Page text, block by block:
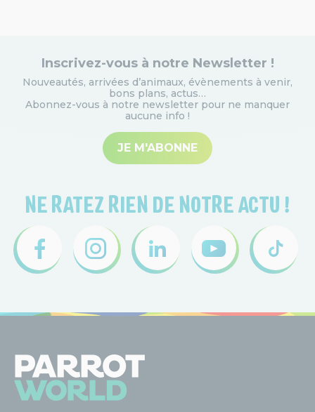
Inscrivez-vous à notre Newsletter !
Nouveautés, arrivées d’animaux, évènements à venir,
bons plans, actus…
Abonnez-vous à notre newsletter pour ne manquer
aucune info !
JE M'ABONNE
NE RATEZ RIEN DE NOTRE ACTU !